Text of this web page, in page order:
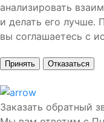
анализировать
и делать его лучше.
вы соглашаетесь с
Принять Отказаться
Заказать обратный